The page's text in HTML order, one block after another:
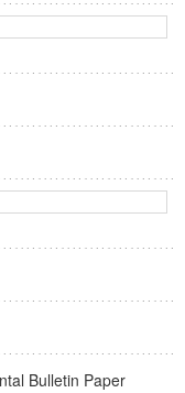
Bulletin Paper